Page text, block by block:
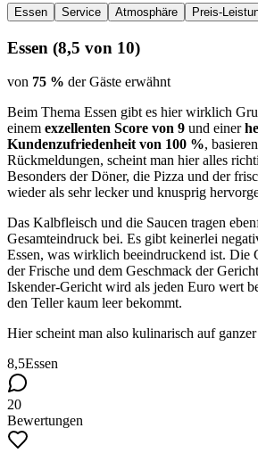
Essen Service Atmosphäre Preis-
Essen (8,5 von 10)
von 75 % der Gäste erwähnt
Beim Thema Essen gibt es hier wirklich
einem exzellenten Score von 9 und einer
Kundenzufriedenheit von 100 %,
Rückmeldungen, scheint man hier alles
Besonders der Döner, die Pizza und der
wieder als sehr lecker und knusprig
Das Kalbfleisch und die Saucen tragen
Gesamteindruck bei. Es gibt keinerlei
Essen, was wirklich beeindruckend ist. Die
der Frische und dem Geschmack der
Iskender-Gericht wird als jeden Euro wert
den Teller kaum leer bekommt.
Hier scheint man also kulinarisch auf
8,5Essen
20
Bewertungen